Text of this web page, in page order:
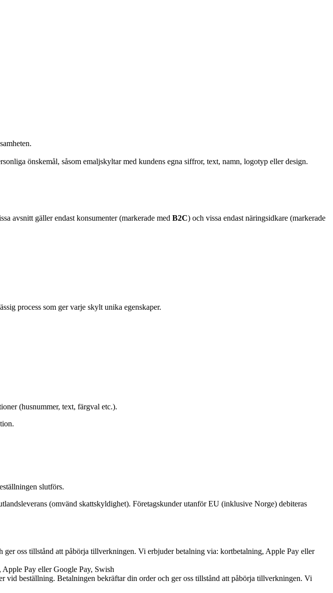
önskemål, såsom emaljskyltar med kundens egna siffror, text, namn, logotyp eller design.
avsnitt gäller endast konsumenter (markerade med B2C) och vissa endast näringsidkare (markerade
process som ger varje skylt unika egenskaper.
(husnummer, text, färgval etc.).
slutförs.
(omvänd skattskyldighet). Företagskunder utanför EU (inklusive Norge) debiteras
oss tillstånd att påbörja tillverkningen. Vi erbjuder betalning via: kortbetalning, Apple Pay eller
Pay eller Google Pay, Swish
vid beställning. Betalningen bekräftar din order och ger oss tillstånd att påbörja tillverkningen. Vi